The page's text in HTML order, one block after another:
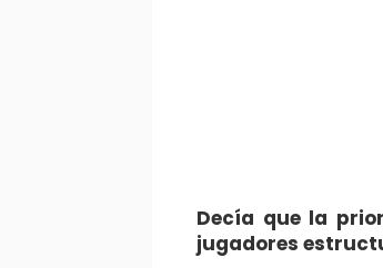
Decía que la
jugadores